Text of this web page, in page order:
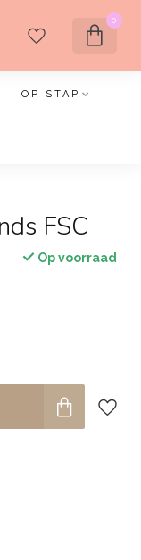
0
OP STAP
FSC
Op voorraad